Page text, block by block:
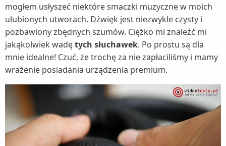
mogłem usłyszeć niektóre smaczki muzyczne w moich
ulubionych utworach. Dźwięk jest niezwykle czysty i
pozbawiony zbędnych szumów. Ciężko mi znaleźć mi
jakąkolwiek wadętych słuchawek. Po prostu są dla
mnie idealne! Czuć, że trochę za nie zapłaciliśmy i mamy
wrażenie posiadania urządzenia premium.